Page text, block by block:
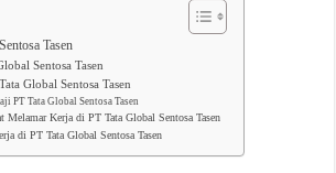
Tasen
Sentosa Tasen
Global Sentosa Tasen
PT Tata Global Sentosa Tasen
Melamar Kerja di PT Tata Global Sentosa Tasen
di PT Tata Global Sentosa Tasen